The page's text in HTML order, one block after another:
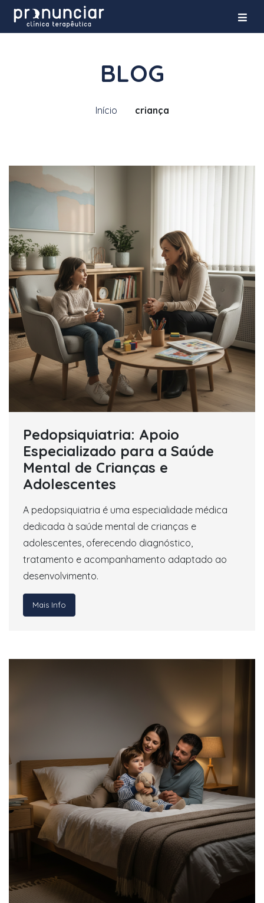
BLOG
Início criança
Pedopsiquiatria: Apoio
Especializado para a Saúde
Mental de Crianças e
Adolescentes
A pedopsiquiatria é uma especialidade médica
dedicada à saúde mental de crianças e
adolescentes, oferecendo diagnóstico,
tratamento e acompanhamento adaptado ao
desenvolvimento.
Mais Info